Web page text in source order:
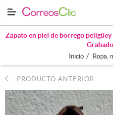
Zapato en piel de borrego
Inicio / Ropa,
PRODUCTO ANTERIOR